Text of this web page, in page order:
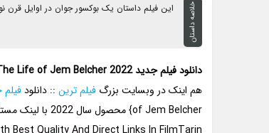
خلاصه داستان این فیلم داستان یک بوکسور جوان در اوایل قرن
دانلود فیلم جدید Prizefighter: The Life of Jem Belcher 2022 جایزه بگیر زندگی جم بلچر
هم اینک در وبسایت بزرگفیلم ترین :: دانلود
of Jem Belcher} محصول سال 2022 با لینک مستقیم و کیفیت های متفاوت Full HD را به شما دوستان گرامی پیشنهاد میدهیم…